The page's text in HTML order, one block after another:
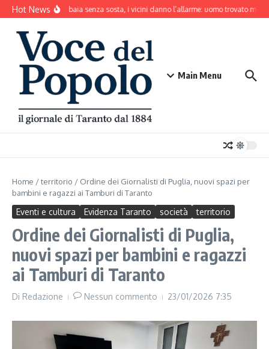
Salta al contenuto
Hot NewsIl cane abbaia senza sosta, i vicini danno l’allarme: uomo trovato morto
Main Menu
Home /territorio / Ordine dei Giornalisti di Puglia, nuovi spazi per
bambini e ragazzi ai Tamburi di Taranto
Eventi e cultura Evidenza Taranto società territorio
Ordine dei Giornalisti di Puglia,
nuovi spazi per bambini e ragazzi
ai Tamburi di Taranto
Di Redazione Nessun commento 23/01/2026 7:35